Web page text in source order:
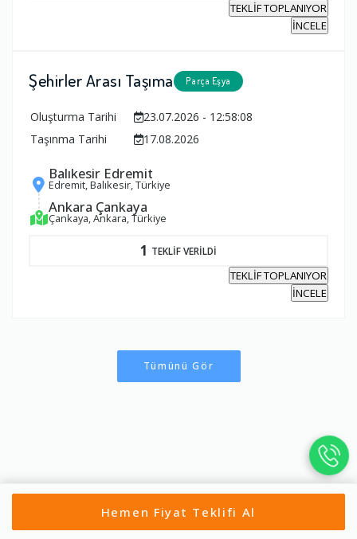
TEKLİF TOPLANIYOR
İNCELE
Şehirler Arası Taşıma Parça Eşya
Oluşturma Tarihi
23.07.2026 - 12:58:08
Taşınma Tarihi
17.08.2026
Balıkesir Edremit
Edremit, Balıkesir, Türkiye
Ankara Çankaya
Çankaya, Ankara, Türkiye
1 TEKLİF VERİLDİ
TEKLİF TOPLANIYOR
İNCELE
Tümünü Gör
Akyurt Parça Eşya Taşıma
Altındağ Parça Eşya Taşım
Hemen Fiyat Teklifi Al